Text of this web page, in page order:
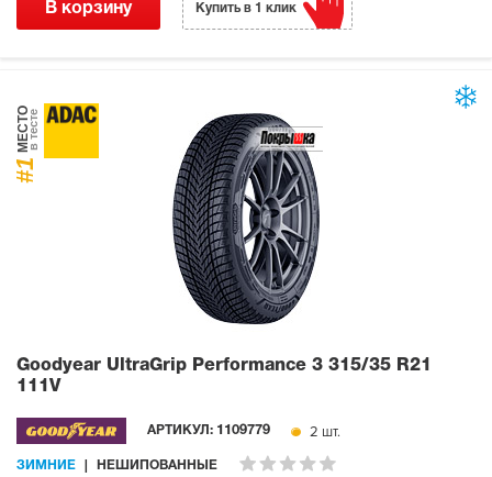
В корзину Купить в 1 клик
#1
МЕСТОв тесте
Goodyear UltraGrip Performance 3 315/35 R21
111V
АРТИКУЛ: 1109779 2 шт.
ЗИМНИЕ НЕШИПОВАННЫЕ